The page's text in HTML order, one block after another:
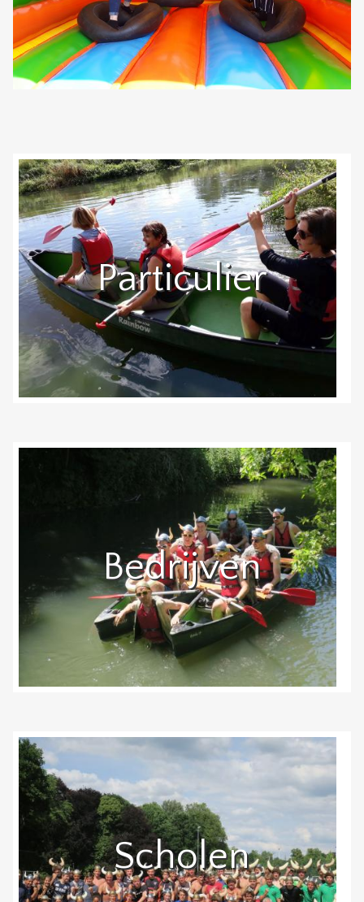
Particulier
Bedrijven
Scholen